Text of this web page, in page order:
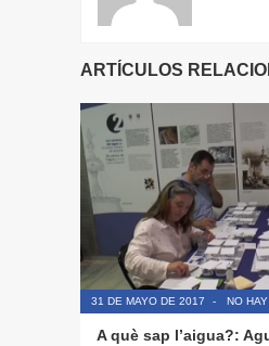
ARTÍCULOS
31 DE MAYO DE 2017 - NO
A què sap l’aigua?: